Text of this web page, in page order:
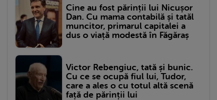
Cine au fost părinții lui Nicușor
Dan. Cu mama contabilă și tatăl
muncitor, primarul capitalei a
dus o viață modestă în Făgăraș
Victor Rebengiuc, tată și bunic.
Cu ce se ocupă fiul lui, Tudor,
care a ales o cu totul altă scenă
față de părinții lui